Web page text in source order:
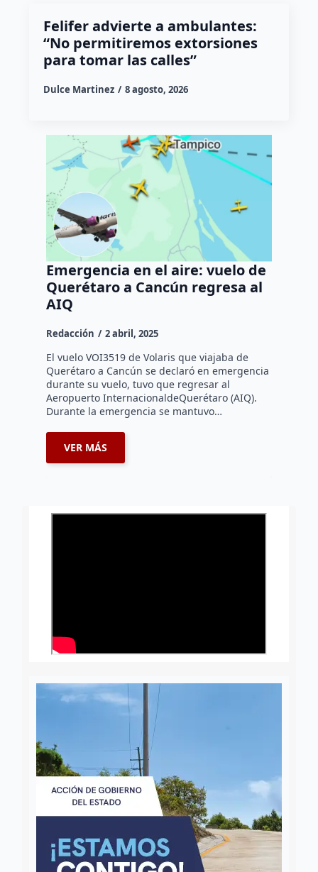
Felifer advierte a ambulantes:
“No permitiremos extorsiones
para tomar las calles”
Dulce Martinez 8 agosto, 2026
Emergencia en el aire: vuelo de
Querétaro a Cancún regresa al
AIQ
Redacción 2 abril, 2025
El vuelo VOI3519 de Volaris que viajaba de
Querétaro a Cancún se declaró en emergencia
durante su vuelo, tuvo que regresar al
Aeropuerto InternacionaldeQuerétaro (AIQ).
Durante la emergencia se mantuvo…
VER MÁS